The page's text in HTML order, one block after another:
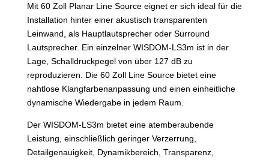
Mit 60 Zoll Planar Line Source eignet er sich ideal für die
Installation hinter einer akustisch transparenten
Leinwand, als Hauptlautsprecher oder Surround
Lautsprecher. Ein einzelner WISDOM-LS3m ist in der
Lage, Schalldruckpegel von über 127 dB zu
reproduzieren. Die 60 Zoll Line Source bietet eine
nahtlose Klangfarbenanpassung und einen einheitliche
dynamische Wiedergabe in jedem Raum.
Der WISDOM-LS3m bietet eine atemberaubende
Leistung, einschließlich geringer Verzerrung,
Detailgenauigkeit, Dynamikbereich, Transparenz,